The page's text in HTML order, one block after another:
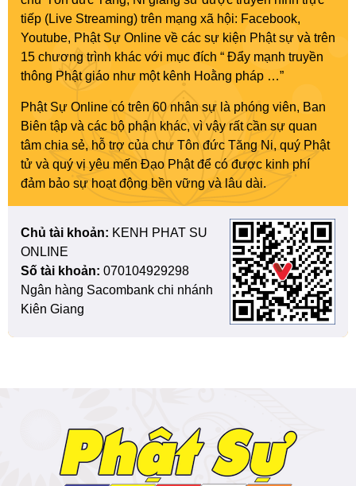
tiếp (Live Streaming) trên mạng xã hội: Facebook,
Youtube, Phật Sự Online về các sự kiện Phật sự và trên
15 chương trình khác với mục đích “ Đẩy mạnh truyền
thông Phật giáo như một kênh Hoằng pháp …”
Phật Sự Online có trên 60 nhân sự là phóng viên, Ban
Biên tập và các bộ phận khác, vì vậy rất cần sự quan
tâm chia sẻ, hỗ trợ của chư Tôn đức Tăng Ni, quý Phật
tử và quý vị yêu mến Đạo Phật để có được kinh phí
đảm bảo sự hoạt động bền vững và lâu dài.
Chủ tài khoản: KENH PHAT SU
ONLINE
Số tài khoản: 070104929298
Ngân hàng Sacombank chi nhánh
Kiên Giang